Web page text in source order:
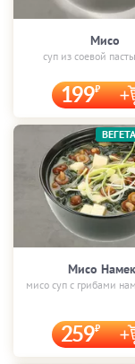
Мисо
суп из соевой
199
Мисо
мисо суп с грибами
259